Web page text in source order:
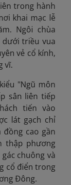
trong hành
khai mạc lễ
Ngôi chùa
dưới triều vua
vẻ cổ kính,
vĩ.
"Ngũ môn
sân liên tiếp
tiến vào
lát gạch chỉ
cao gần
thập phương
chuông và
cổ điển trong
Đông.